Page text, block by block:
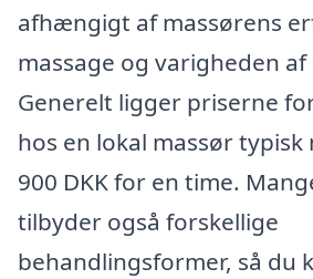
afhængigt af massørens
massage og varigheden
Generelt ligger priserne
hos en lokal massør typisk
900 DKK for en time.
tilbyder også forskellige
behandlingsformer, så du